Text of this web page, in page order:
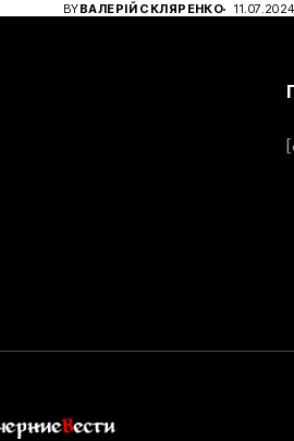
BYВАЛЕРІЙ СКЛЯРЕНКО 11.07.2024